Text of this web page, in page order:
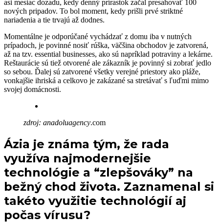
asi mesiac dozadu, kedy denný prírastok začal presahovať 100
nových pripadov. To bol moment, kedy prišli prvé striktné
nariadenia a tie trvajú až dodnes.
Momentálne je odporúčané vychádzať z domu iba v nutných
prípadoch, je povinné nosiť rúška, väčšina obchodov je zatvorená,
až na tzv. essential businesses, ako sú napríklad potraviny a lekárne.
Reštaurácie sú tiež otvorené ale zákazník je povinný si zobrať jedlo
so sebou. Ďalej sú zatvorené všetky verejné priestory ako pláže,
vonkajšie ihriská a celkovo je zakázané sa stretávať s ľuďmi mimo
svojej domácnosti.
zdroj: anadoluagency.com
Ázia je známa tým, že rada
využíva najmodernejšie
technológie a “zlepšováky” na
bežný chod života. Zaznamenal si
takéto využitie technológií aj
počas vírusu?